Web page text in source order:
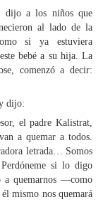
dijo a los niños que
al lado de la
si ya estuviera
bebé a su hija. La
comenzó a decir:
dijo:
el padre Kalistrat,
van a quemar a todos.
letrada… Somos
si lo digo
a quemarnos —como
mismo nos quemará